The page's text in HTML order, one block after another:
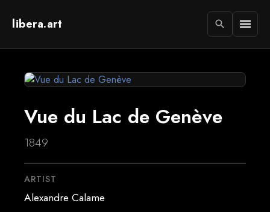
libera.art search menu
Vue du Lac de Genève
1849
ARTIST
Alexandre Calame